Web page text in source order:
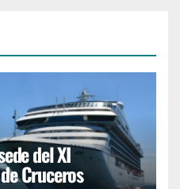
del XI
Cruceros